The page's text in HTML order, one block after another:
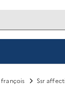
Ssr